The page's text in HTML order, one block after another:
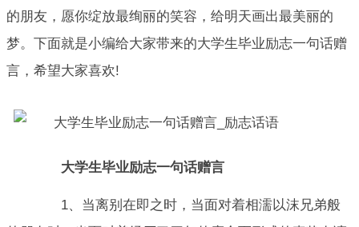
的朋友，愿你绽放最绚丽的笑容，给明天画出最美丽的
梦。下面就是小编给大家带来的大学生毕业励志一句话赠
言，希望大家喜欢!
大学生毕业励志一句话赠言
1、当离别在即之时，当面对着相濡以沫兄弟般